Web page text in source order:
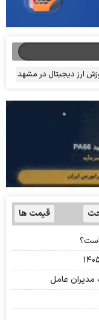
ارز دیجیتال در مشهد
قیمت ها
مدیران عامل